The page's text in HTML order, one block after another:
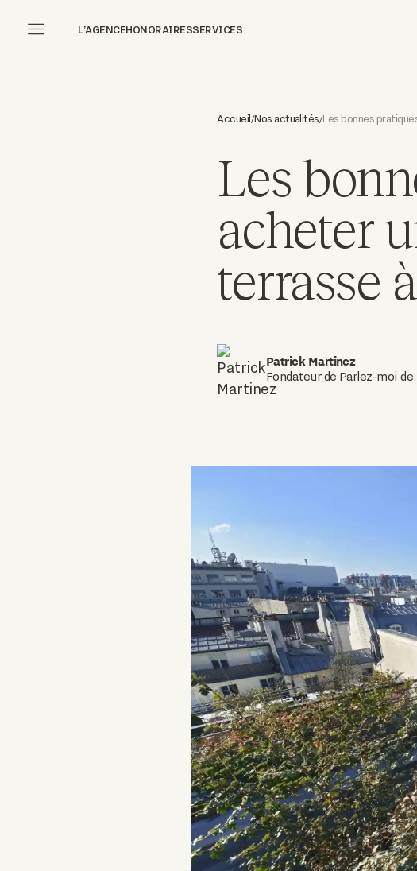
L’AGENCEHONORAIRESSERVICES
Accueil/Nos actualités/Les bonnes
Les
acheter
terrasse
Patrick Martinez
Fondateur de Parlez-moi de